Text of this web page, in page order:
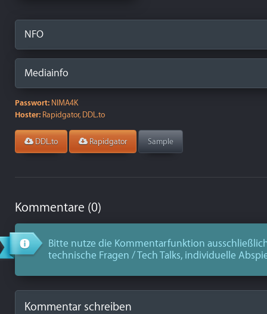
NFO
Mediainfo
Passwort: NIMA4K
Hoster: Rapidgator, DDL.to
DDL.to Rapidgator Sample
Kommentare (0)
Bitte nutze die Kommentarfunktion
technische Fragen / Tech Talks, individuelle
Kommentar schreiben